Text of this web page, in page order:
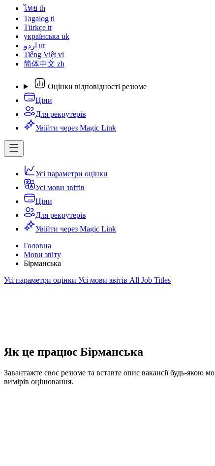
ไทย th
Tagalog tl
Türkçe tr
українська uk
اردو ur
Tiếng Việt vi
简体中文 zh
Оцінки відповідності резюме
Ціни
Для рекрутерів
Увійти через Magic Link
Усі параметри оцінки
Усі мови звітів
Ціни
Для рекрутерів
Увійти через Magic Link
Головна
Мови звіту
Бірманська
Усі параметри оцінки Усі мови звітів All Job Titles
Як це працює Бірманська
Завантажте своє резюме та вставте опис вакансії будь-якою
вимірів оцінювання.